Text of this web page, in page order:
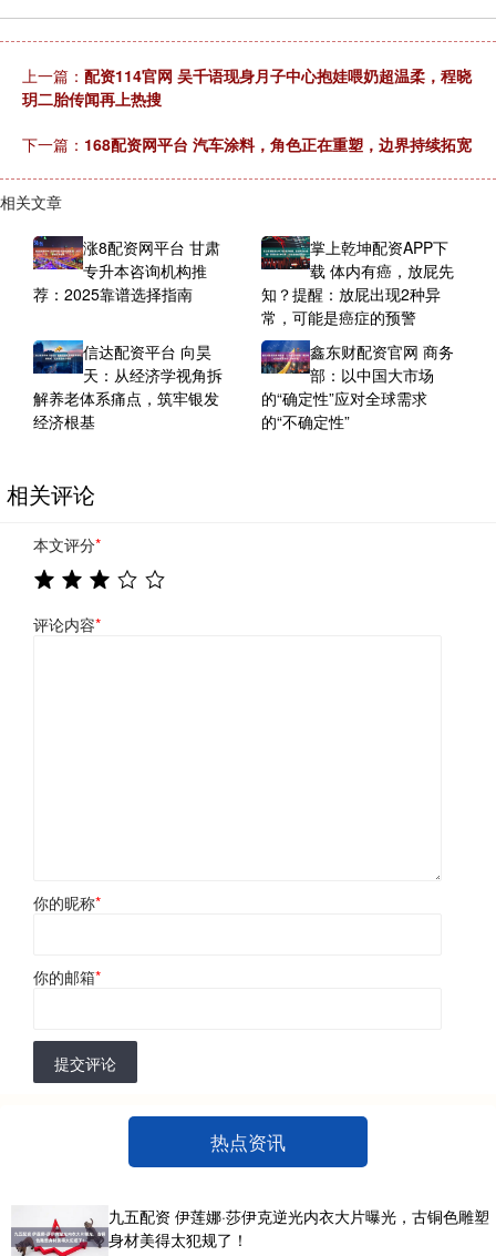
上一篇： 配资114官网 吴千语现身月子中心抱娃喂奶超温柔，程晓
玥二胎传闻再上热搜
下一篇： 168配资网平台 汽车涂料，角色正在重塑，边界持续拓宽
相关文章
涨8配资网平台 甘肃
专升本咨询机构推
荐：2025靠谱选择指南
掌上乾坤配资APP下
载 体内有癌，放屁先
知？提醒：放屁出现2种异
常，可能是癌症的预警
信达配资平台 向昊
天：从经济学视角拆
解养老体系痛点，筑牢银发
经济根基
鑫东财配资官网 商务
部：以中国大市场
的“确定性”应对全球需求
的“不确定性”
相关评论
本文评分*
评论内容*
你的昵称*
你的邮箱*
提交评论
热点资讯
九五配资 伊莲娜·莎伊克逆光内衣大片曝光，古铜色雕塑
身材美得太犯规了！